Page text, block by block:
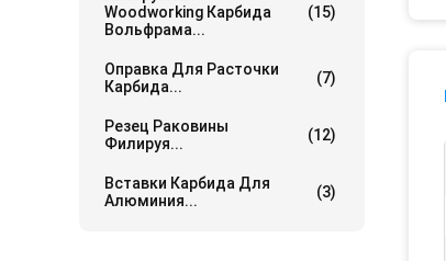
Woodworking Карбида
Вольфрама...
(15)
Оправка Для Расточки
Карбида...
(7)
Резец Раковины
Филируя...
(12)
Вставки Карбида Для
Алюминия...
(3)